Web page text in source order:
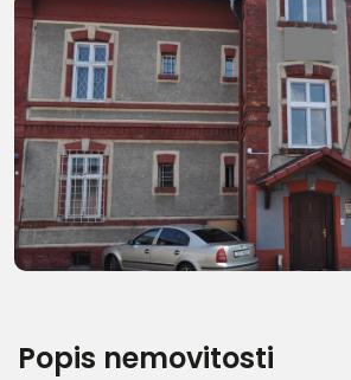
Další fotografie (11)
Popis nemovitosti